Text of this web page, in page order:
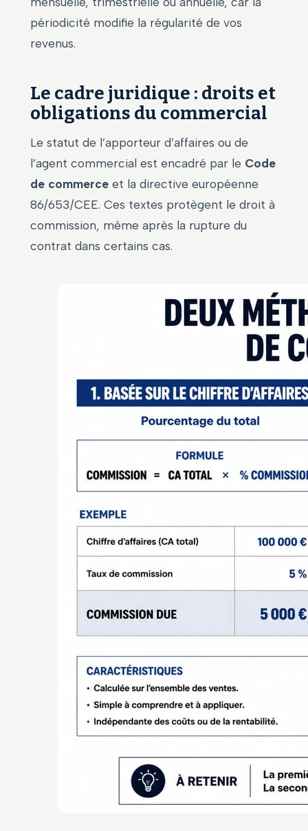
périodicité modifie la régularité de vos
revenus.
Le cadre juridique : droits et
obligations du commercial
Le statut de l’apporteur d’affaires ou de
l’agent commercial est encadré par le Code
de commerce et la directive européenne
86/653/CEE. Ces textes protègent le droit à
commission, même après la rupture du
contrat dans certains cas.